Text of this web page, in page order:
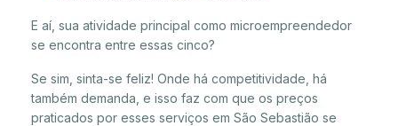
E aí, sua atividade principal como microempreendedor
se encontra entre essas cinco?
Se sim, sinta-se feliz! Onde há competitividade, há
também demanda, e isso faz com que os preços
praticados por esses serviços em São Sebastião se